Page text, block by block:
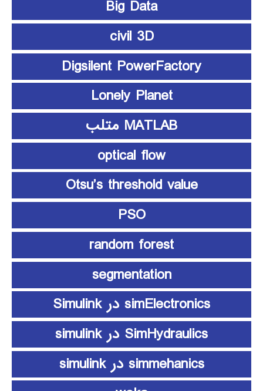
Big Data
civil 3D
Digsilent PowerFactory
Lonely Planet
MATLAB متلب
optical flow
Otsu’s threshold value
PSO
random forest
segmentation
simElectronics در Simulink
SimHydraulics در simulink
simmehanics در simulink